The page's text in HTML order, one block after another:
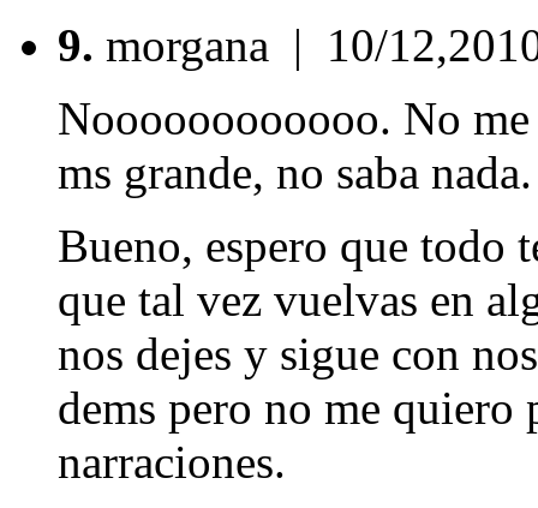
9. morgana | 10/
Noooooooooooo. No
ms grande, no saba nada.
Bueno, espero que todo
que tal vez vuelvas en
nos dejes y sigue con
dems pero no me quiero
narraciones.